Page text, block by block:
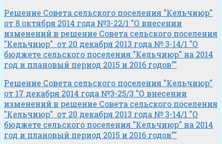
Решение Совета сельского поселения "Кельчиюр"
от 8 октября 2014 года №3-22/1 "О внесении
изменений в решение Совета сельского поселения
"Кельчиюр" от 20 декабря 2013 года № 3-14/1 "О
бюджете сельского поселения "Кельчиюр" на 2014
год и плановый период 2015 и 2016 годов""
Решение Совета сельского поселения "Кельчиюр"
от 17 декабря 2014 года №3-25/3 "О внесении
изменений в решение Совета сельского поселения
"Кельчиюр" от 20 декабря 2013 года № 3-14/1 "О
бюджете сельского поселения "Кельчиюр" на 2014
год и плановый период 2015 и 2016 годов""